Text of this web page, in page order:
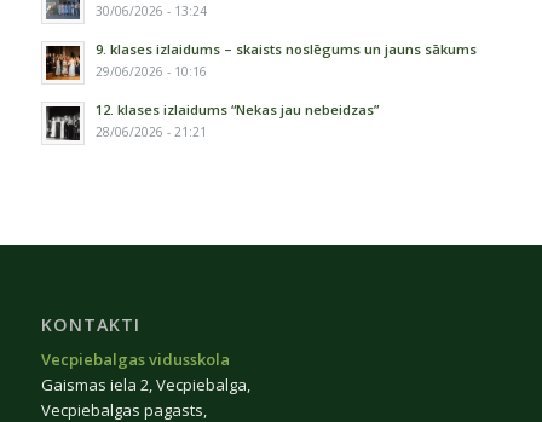
30/06/2026 - 13:24
9. klases izlaidums – skaists noslēgums un jauns sākums
29/06/2026 - 10:16
12. klases izlaidums “Nekas jau nebeidzas”
28/06/2026 - 21:21
KONTAKTI
Vecpiebalgas vidusskola
Gaismas iela 2, Vecpiebalga,
Vecpiebalgas pagasts,